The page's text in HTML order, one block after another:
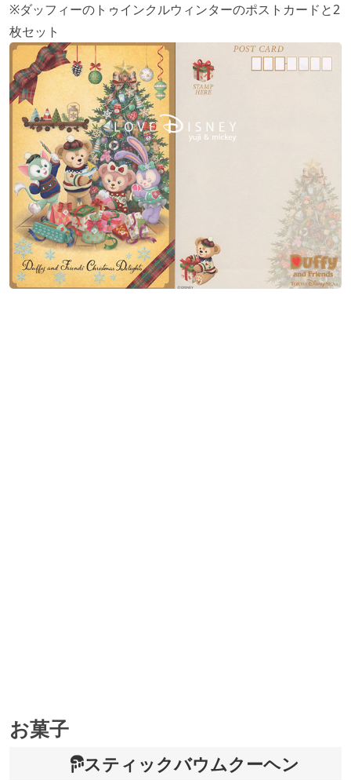
※ダッフィーのトゥインクルウィンターのポストカードと2
枚セット
お菓子
スティックバウムクーヘン